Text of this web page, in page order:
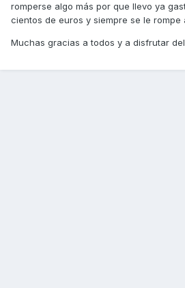
romperse algo más por que llevo ya
cientos de euros y siempre se le rompe
Muchas gracias a todos y a disfrutar